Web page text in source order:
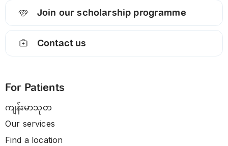
Join our scholarship programme
Contact us
For Patients
ကျန်းမာသုတ
Our services
Find a location